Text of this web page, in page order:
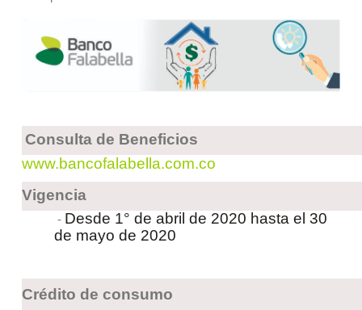
Consulta de Beneficios
www.bancofalabella.com.co
Vigencia
- Desde 1° de abril de 2020 hasta el 30
de mayo de 2020
Crédito de consumo